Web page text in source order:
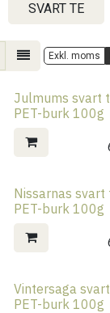
SVART TE
Exkl. moms
Julmums svart
PET-burk 100g
Nissarnas svart
PET-burk 100g
Vintersaga
PET-burk 100g